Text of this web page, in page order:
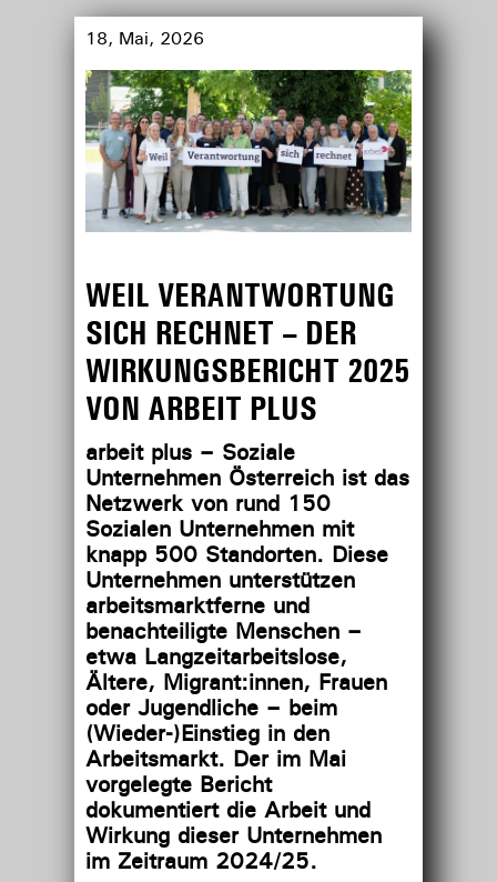
18, Mai, 2026
WEIL VERANTWORTUNG
SICH RECHNET – DER
WIRKUNGSBERICHT 2025
VON ARBEIT PLUS
arbeit plus – Soziale
Unternehmen Österreich ist das
Netzwerk von rund 150
Sozialen Unternehmen mit
knapp 500 Standorten. Diese
Unternehmen unterstützen
arbeitsmarktferne und
benachteiligte Menschen –
etwa Langzeitarbeitslose,
Ältere, Migrant:innen, Frauen
oder Jugendliche – beim
(Wieder-)Einstieg in den
Arbeitsmarkt. Der im Mai
vorgelegte Bericht
dokumentiert die Arbeit und
Wirkung dieser Unternehmen
im Zeitraum 2024/25.